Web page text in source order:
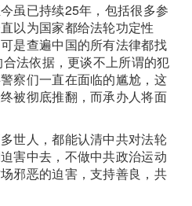
虽已持续25年，包括很多参
以为国家都给法轮功定性
是查遍中国的所有法律都找
合法依据，更谈不上所谓的犯
察们一直在面临的尴尬，这
被彻底推翻，而承办人将面
世人，都能认清中共对法轮
害中去，不做中共政治运动
邪恶的迫害，支持善良，共